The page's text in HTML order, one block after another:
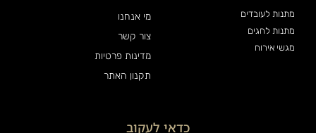
מתנות לעובדים
מתנות לחגים
מגשי אירוח
מי אנחנו
צור קשר
מדינות פרטיות
תקנון האתר
כדאי לעקוב